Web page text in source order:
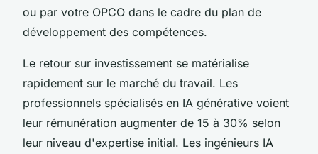
ou par votre OPCO dans le cadre du plan de
développement des compétences.
Le retour sur investissement se matérialise
rapidement sur le marché du travail. Les
professionnels spécialisés en IA générative voient
leur rémunération augmenter de 15 à 30% selon
leur niveau d'expertise initial. Les ingénieurs IA